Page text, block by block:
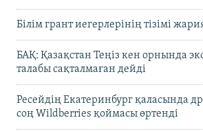
Білім грант иегерлерінің тізімі
БАҚ: Қазақстан Теңіз кен орнында
талабы сақталмаған дейді
Ресейдің Екатеринбург қаласында
соң Wildberries қоймасы өртенді